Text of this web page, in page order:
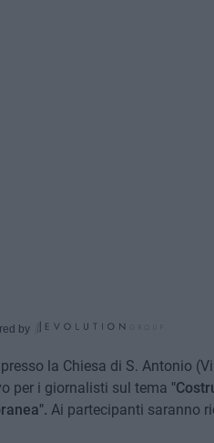
by
la Chiesa di S. Antonio
per i giornalisti sul tema
Ai partecipanti saranno